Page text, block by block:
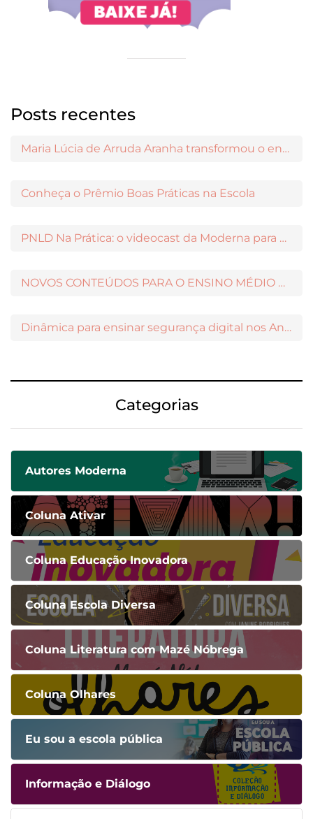
Posts recentes
Maria Lúcia de Arruda Aranha transformou o ensino de Filosofia no Brasil
Conheça o Prêmio Boas Práticas na Escola
PNLD Na Prática: o videocast da Moderna para apoiar a escolha das obras aprovadas
NOVOS CONTEÚDOS PARA O ENSINO MÉDIO DISPONÍVEIS NO MODERNAMIGOS
Dinâmica para ensinar segurança digital nos Anos Iniciais
Categorias
Autores Moderna
Coluna Ativar
Coluna Educação Inovadora
Coluna Escola Diversa
Coluna Literatura com Mazé Nóbrega
Coluna Olhares
Eu sou a escola pública
Informação e Diálogo